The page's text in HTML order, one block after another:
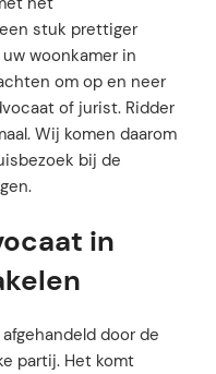
stuk prettiger
woonkamer in
om op en neer
of jurist. Ridder
Wij komen daarom
bij de
in
door de
partij. Het komt